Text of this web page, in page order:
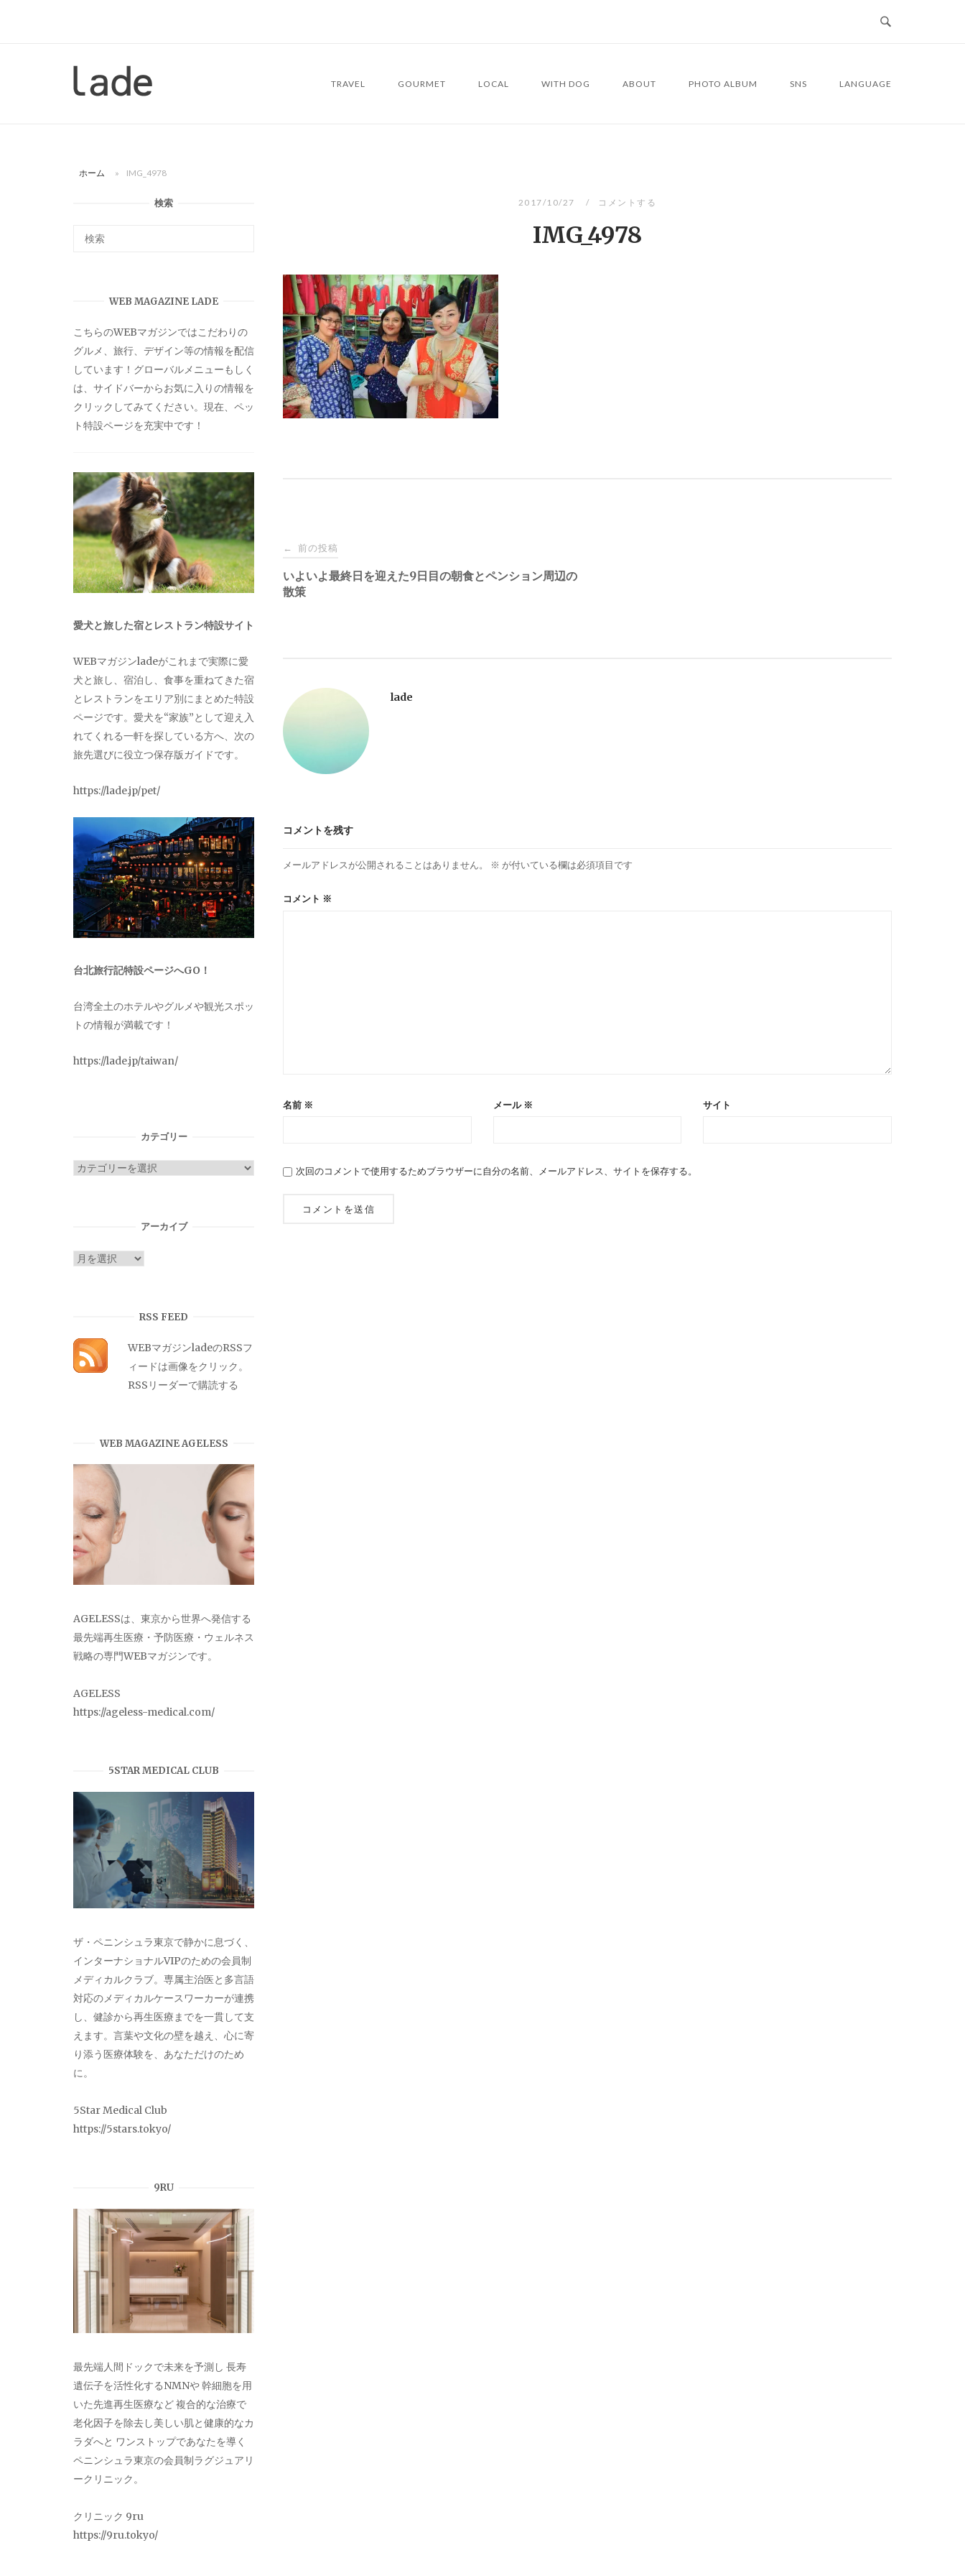
ー
TRAVEL GOURMET LOCAL WITH DOG ABOUT PHOTO ALBUM SNS LANGUAGE
ホーム » IMG_4978
2017/10/27 コメントする
IMG_4978
投
稿
ゲ
ー
シ
ン
← 前の投稿
いよいよ最終日を迎えた9日目の朝食とペンション周辺の
散策
lade
コメントを残す
メールアドレスが公開されることはありません。 ※ が付いている欄は必須項目です
コメント ※
名前 ※ メール ※ サイト
次回のコメントで使用するためブラウザーに自分の名前、メールアドレス、サイトを保存する。
検索
WEB MAGAZINE LADE
こちらのWEBマガジンではこだわりの
グルメ、旅行、デザイン等の情報を配信
しています！グローバルメニューもしく
は、サイドバーからお気に入りの情報を
クリックしてみてください。現在、ペッ
ト特設ページを充実中です！
愛犬と旅した宿とレストラン特設サイト
WEBマガジンladeがこれまで実際に愛
犬と旅し、宿泊し、食事を重ねてきた宿
とレストランをエリア別にまとめた特設
ページです。愛犬を“家族”として迎え入
れてくれる一軒を探している方へ、次の
旅先選びに役立つ保存版ガイドです。
https://lade.jp/pet/
台北旅行記特設ページへGO！
台湾全土のホテルやグルメや観光スポッ
トの情報が満載です！
https://lade.jp/taiwan/
カテゴリー
カ
アーカイブ
ア
RSS FEED
WEBマガジンladeのRSSフ
ィードは画像をクリック。
RSSリーダーで購読する
WEB MAGAZINE AGELESS
AGELESSは、東京から世界へ発信する
最先端再生医療・予防医療・ウェルネス
戦略の専門WEBマガジンです。
AGELESS
https://ageless-medical.com/
5STAR MEDICAL CLUB
ザ・ペニンシュラ東京で静かに息づく、
インターナショナルVIPのための会員制
メディカルクラブ。専属主治医と多言語
対応のメディカルケースワーカーが連携
し、健診から再生医療までを一貫して支
えます。言葉や文化の壁を越え、心に寄
り添う医療体験を、あなただけのため
に。
5Star Medical Club
https://5stars.tokyo/
9RU
最先端人間ドックで未来を予測し 長寿
遺伝子を活性化するNMNや 幹細胞を用
いた先進再生医療など 複合的な治療で
老化因子を除去し美しい肌と健康的なカ
ラダへと ワンストップであなたを導く
ペニンシュラ東京の会員制ラグジュアリ
ークリニック。
クリニック 9ru
https://9ru.tokyo/